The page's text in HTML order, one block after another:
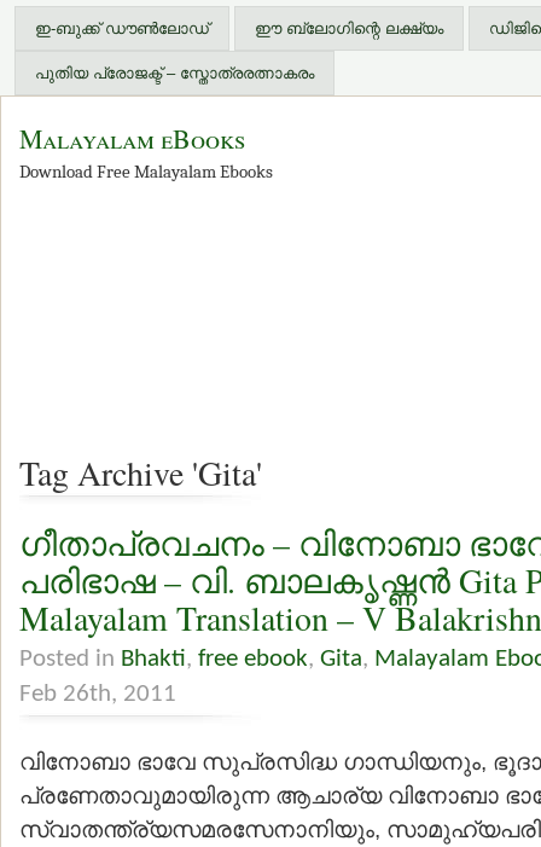
ഇ-ബുക്ക് ഡൗണ്‍ലോഡ് ഈ ബ്ലോഗിന്റെ ലക്ഷ്യം
പുതിയ പ്രോജക്ട് – സ്തോത്രരത്നാകരം
Malayalam eBooks
Download Free Malayalam Ebooks
Tag Archive 'Gita'
ഗീതാപ്രവചനം – വിനോബാ
പരിഭാഷ – വി. ബാലകൃഷ്ണന്‍ Gita
Malayalam Translation – V
Posted in Bhakti, free ebook, Gita, Malayalam
Feb 26th, 2011
വിനോബാ ഭാവേ സുപ്രസിദ്ധ ഗാന്ധിയനും,
പ്രണേതാവുമായിരുന്ന ആചാര്യ വിനോബാ
സ്വാതന്ത്ര്യസമരസേനാനിയും,